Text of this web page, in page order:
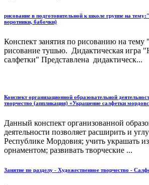
рисование в подготовительной к школе группе на
воротники, бабочки)
Конспект занятия по рисованию на
рисование тушью. Дидактическая игра
салфетки" Представлена дидактическ...
Конспект организационной образовательной
творчество (аппликация) «Украшение салфетки
Данный конспект организованной
деятельности позволяет расширить и
Республике Мордовия; учить украшать
орнаментом; развивать творческие ...
Занятие по разделу - Художественное творчество -